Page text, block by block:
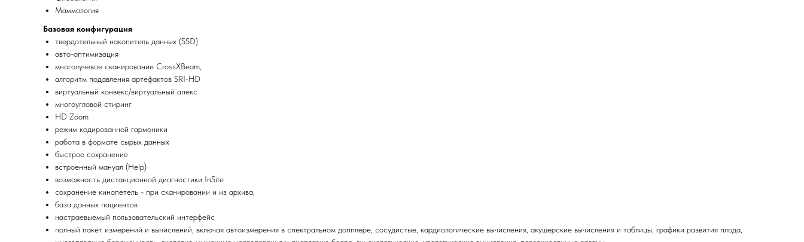
Маммология
Базовая конфигурация
твердотельный накопитель данных (SSD)
авто-оптимизация
многолучевое сканирование CrossXBeam,
алгоритм подавления артефактов SRI-HD
виртуальный конвекс/виртуальный апекс
многоугловой стиринг
HD Zoom
режим кодированной гармоники
работа в формате сырых данных
быстрое сохранение
вcтроенный мануал (Help)
возможность дистанционной диагностики InSite
сохранение кинопетель - при сканировании и из архива,
база данных пациентов
настраевыемый пользовательский интерфейс
полный пакет измерений и вычислений, включая автоизмерения в спектральном допплере, сосудистые, кардиологические вычисления, акушерские вычисления и таблицы, графики развития плода,